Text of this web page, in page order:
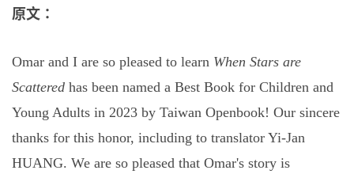
原文：
Omar and I are so pleased to learn When Stars are
Scattered has been named a Best Book for Children and
Young Adults in 2023 by Taiwan Openbook! Our sincere
thanks for this honor, including to translator Yi-Jan
HUANG. We are so pleased that Omar's story is